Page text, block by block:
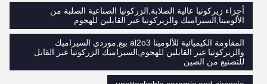
أجزاء زيركونيا عالية الصلابة,الزركونيا الصناعية الصلبة من
الألومينا,السيراميك والزيركونيا غير القابلين للهجوم
المقاومة الكيميائية للألومينا al2o3 بيع,موردي السيراميك
والزيركونيا غير القابلين للهجوم,السيراميك الزركونيا غير القابل
للتصنيع من الصين